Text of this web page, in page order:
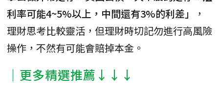
利率可能4~5%以上，中間還有3%的利差」
，
理財思考比較靈活，但理財時切記勿進行高風險
操作，不然有可能會賠掉本金。
│更多精選推薦↓↓↓